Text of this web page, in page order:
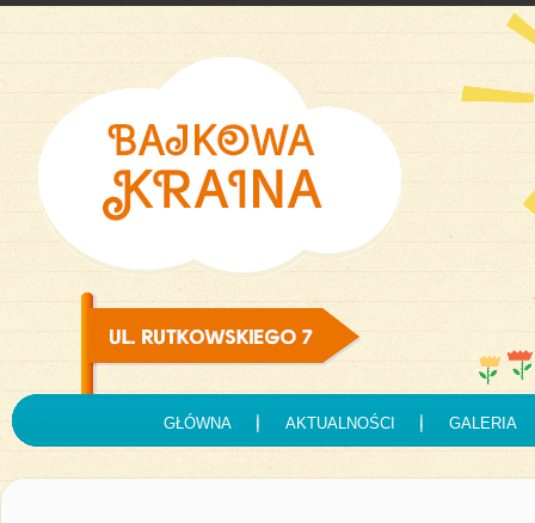
GŁÓWNA AKTUALNOŚCI GALERIA